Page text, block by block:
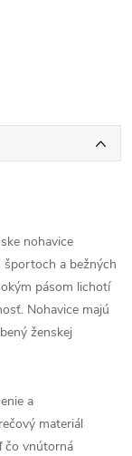
nohavice
športoch a bežných
pásom lichotí
Nohavice majú
ženskej
a
materiál
čo vnútorná